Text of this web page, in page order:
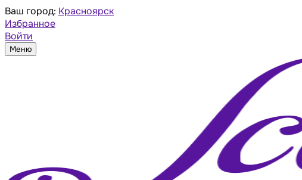
Ваш город: Красноярск
Избранное
Войти
Меню